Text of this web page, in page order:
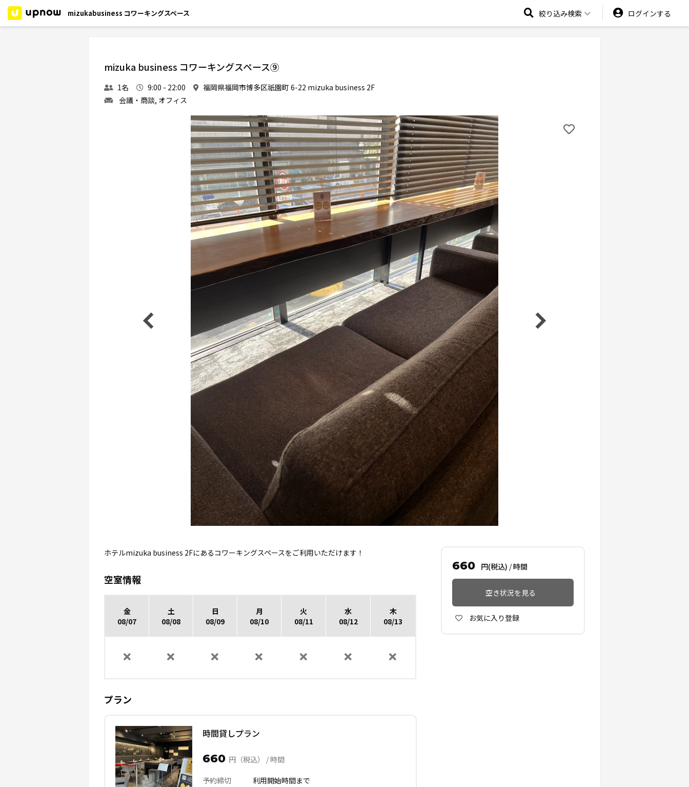
mizukabusiness コワーキングスペース 絞り込み検索 ログインする
mizuka business コワーキングスペース⑨
1名 9:00 - 22:00
福岡県福岡市博多区祇園町 6-22 mizuka business 2F
会議・商談, オフィス
ホテルmizuka business 2Fにあるコワーキングスペースをご利用いただけます！
空室情報
金
08/07
土
08/08
日
08/09
月
08/10
火
08/11
水
08/12
木
08/13
プラン
時間貸しプラン
660 円（税込） / 時間
予約締切 利用開始時間まで
660 円(税込) /時間
空き状況を見る
お気に入り登録